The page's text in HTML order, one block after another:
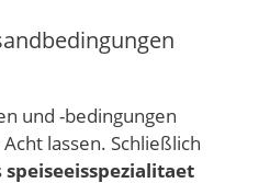
und -bedingungen
lassen. Schließlich
speiseeisspezialitaet